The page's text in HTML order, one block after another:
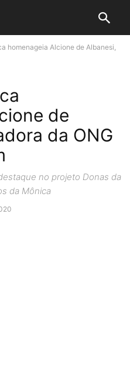
homenageia Alcione de Albanesi,
de
da ONG
no projeto Donas da
da Mônica